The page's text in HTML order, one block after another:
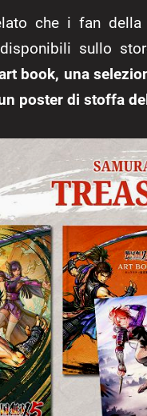
che i fan della
sullo
book, una
poster di stoffa